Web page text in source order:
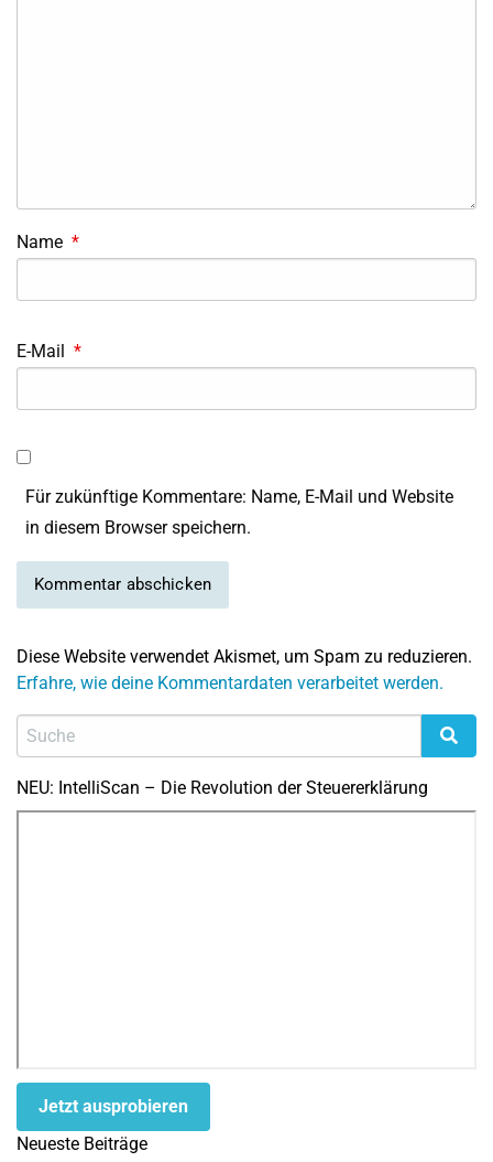
Name *
E-Mail *
Für zukünftige Kommentare: Name, E-Mail und Website
in diesem Browser speichern.
Diese Website verwendet Akismet, um Spam zu reduzieren.
Erfahre, wie deine Kommentardaten verarbeitet werden.
NEU: IntelliScan – Die Revolution der Steuererklärung
Jetzt ausprobieren
Neueste Beiträge